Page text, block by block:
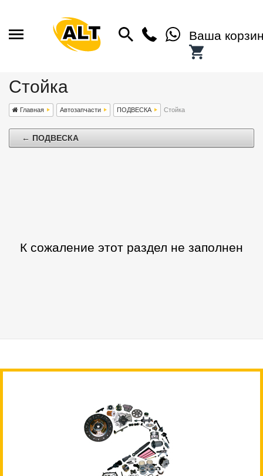
Ваша
Стойка
Главная Автозапчасти ПОДВЕСКА Стойка
← ПОДВЕСКА
К сожаление этот раздел не заполнен